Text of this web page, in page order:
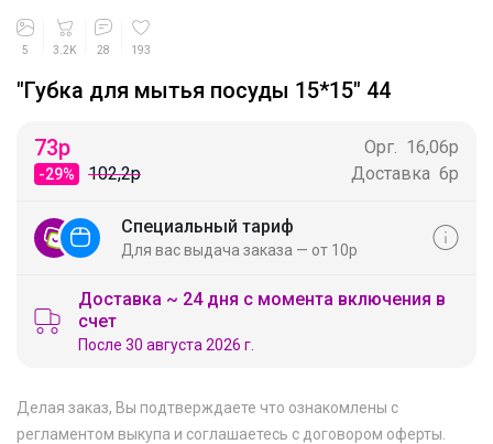
5 3.2K 28 193
"Губка для мытья посуды 15*15" 44
73р
-29% 102,2р
Орг.
16,06р
Доставка 6р
Специальный тариф
Для вас выдача заказа — от 10р
Доставка ~ 24 дня с момента включения в
счет
После 30 августа 2026 г.
Делая заказ, Вы подтверждаете что ознакомлены с
регламентом выкупа и соглашаетесь с договором оферты